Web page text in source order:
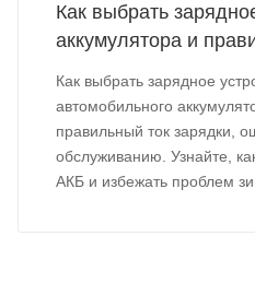
Как выбрать
аккумулятора и
Как выбрать зарядное
автомобильного
правильный ток зарядки,
обслуживанию. Узнайте,
АКБ и избежать проблем